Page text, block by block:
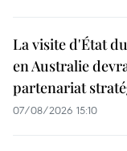
La visite d'État
en Australie
partenariat
07/08/2026 15:10